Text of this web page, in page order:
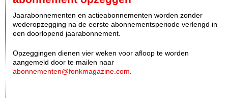
Jaarabonnementen en actieabonnementen worden zonder
wederopzegging na de eerste abonnementsperiode verlengd in
een doorlopend jaarabonnement.
Opzeggingen dienen vier weken voor afloop te worden
aangemeld door te mailen naar
abonnementen@fonkmagazine.com.